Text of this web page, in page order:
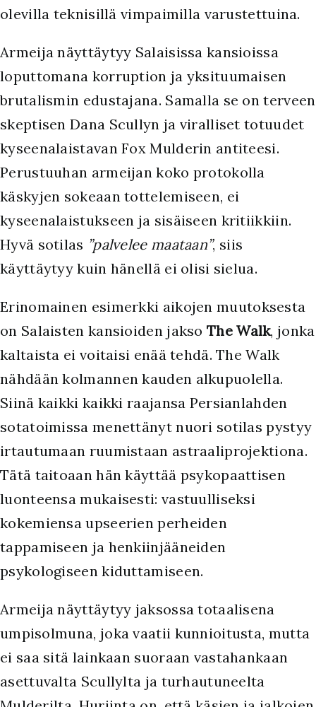
olevilla teknisillä vimpaimilla varustettuina.
Armeija näyttäytyy Salaisissa kansioissa
loputtomana korruption ja yksituumaisen
brutalismin edustajana. Samalla se on terveen
skeptisen Dana Scullyn ja viralliset totuudet
kyseenalaistavan Fox Mulderin antiteesi.
Perustuuhan armeijan koko protokolla
käskyjen sokeaan tottelemiseen, ei
kyseenalaistukseen ja sisäiseen kritiikkiin.
Hyvä sotilas ”palvelee maataan”, siis
käyttäytyy kuin hänellä ei olisi sielua.
Erinomainen esimerkki aikojen muutoksesta
on Salaisten kansioiden jakso The Walk, jonka
kaltaista ei voitaisi enää tehdä. The Walk
nähdään kolmannen kauden alkupuolella.
Siinä kaikki kaikki raajansa Persianlahden
sotatoimissa menettänyt nuori sotilas pystyy
irtautumaan ruumistaan astraaliprojektiona.
Tätä taitoaan hän käyttää psykopaattisen
luonteensa mukaisesti: vastuulliseksi
kokemiensa upseerien perheiden
tappamiseen ja henkiinjääneiden
psykologiseen kiduttamiseen.
Armeija näyttäytyy jaksossa totaalisena
umpisolmuna, joka vaatii kunnioitusta, mutta
ei saa sitä lainkaan suoraan vastahankaan
asettuvalta Scullylta ja turhautuneelta